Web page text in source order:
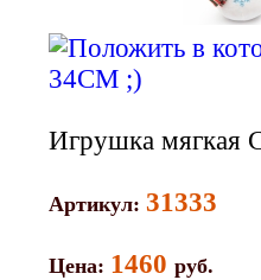
Игрушка мягкая
Артикул: 31333
Цена: 1460 руб.